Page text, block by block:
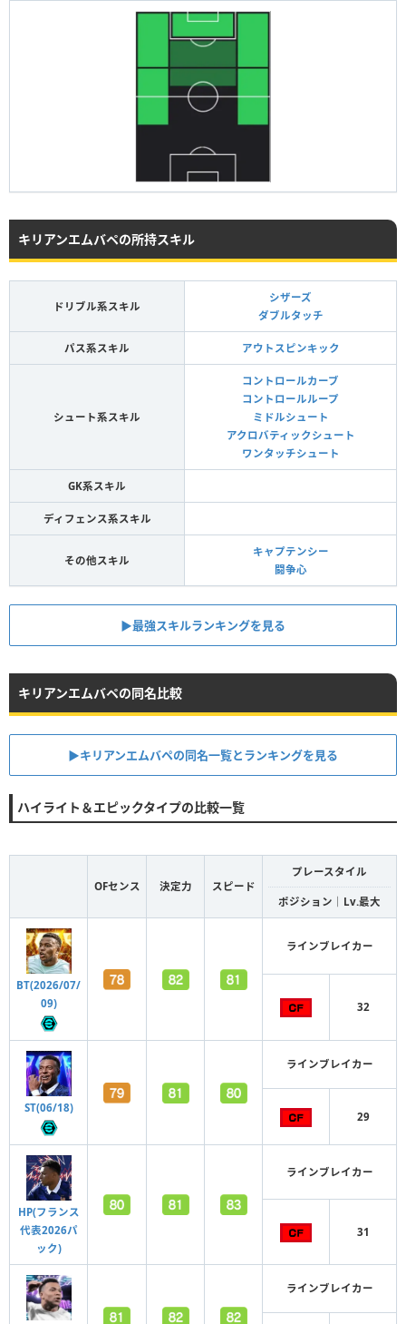
キリアンエムバペの所持スキル
ドリブル系スキル
シザーズ
ダブルタッチ
パス系スキル アウトスピンキック
シュート系スキル
コントロールカーブ
コントロールループ
ミドルシュート
アクロバティックシュート
ワンタッチシュート
GK系スキル
ディフェンス系スキル
その他スキル
キャプテンシー
闘争心
▶︎最強スキルランキングを見る
キリアンエムバペの同名比較
▶︎キリアンエムバペの同名一覧とランキングを見る
ハイライト＆エピックタイプの比較一覧
OFセンス 決定力 スピード
プレースタイル
ポジション｜Lv.最大
BT(2026/07/
09)
ラインブレイカー
32
ST(06/18)
ラインブレイカー
29
HP(フランス
代表2026パ
ック)
ラインブレイカー
31
ラインブレイカー